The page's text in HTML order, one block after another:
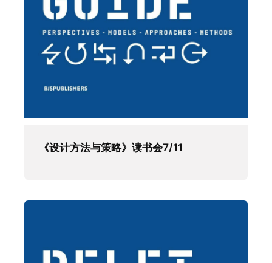
《设计方法与策略》读书会7/11